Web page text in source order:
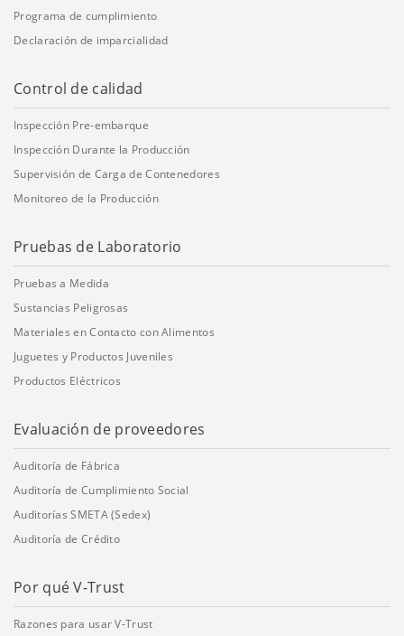
Programa de cumplimiento
Declaración de imparcialidad
Control de calidad
Inspección Pre-embarque
Inspección Durante la Producción
Supervisión de Carga de Contenedores
Monitoreo de la Producción
Pruebas de Laboratorio
Pruebas a Medida
Sustancias Peligrosas
Materiales en Contacto con Alimentos
Juguetes y Productos Juveniles
Productos Eléctricos
Evaluación de proveedores
Auditoría de Fábrica
Auditoría de Cumplimiento Social
Auditorías SMETA (Sedex)
Auditoría de Crédito
Por qué V-Trust
Razones para usar V-Trust